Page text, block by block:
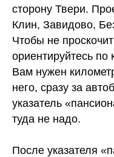
сторону Твери.
Клин, Завидово,
Чтобы не
ориентируйтесь
Вам нужен
него, сразу за
указатель
туда не надо.
После указателя